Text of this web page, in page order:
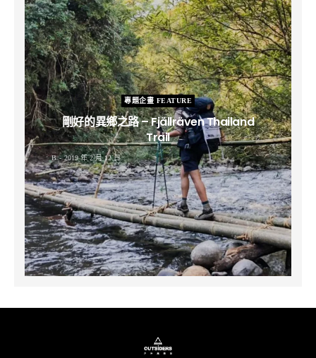
專題企畫 FEATURE
剛好的異鄉之路 – Fjällräven Thailand
Trail
B 2019 年 2 月 12 日